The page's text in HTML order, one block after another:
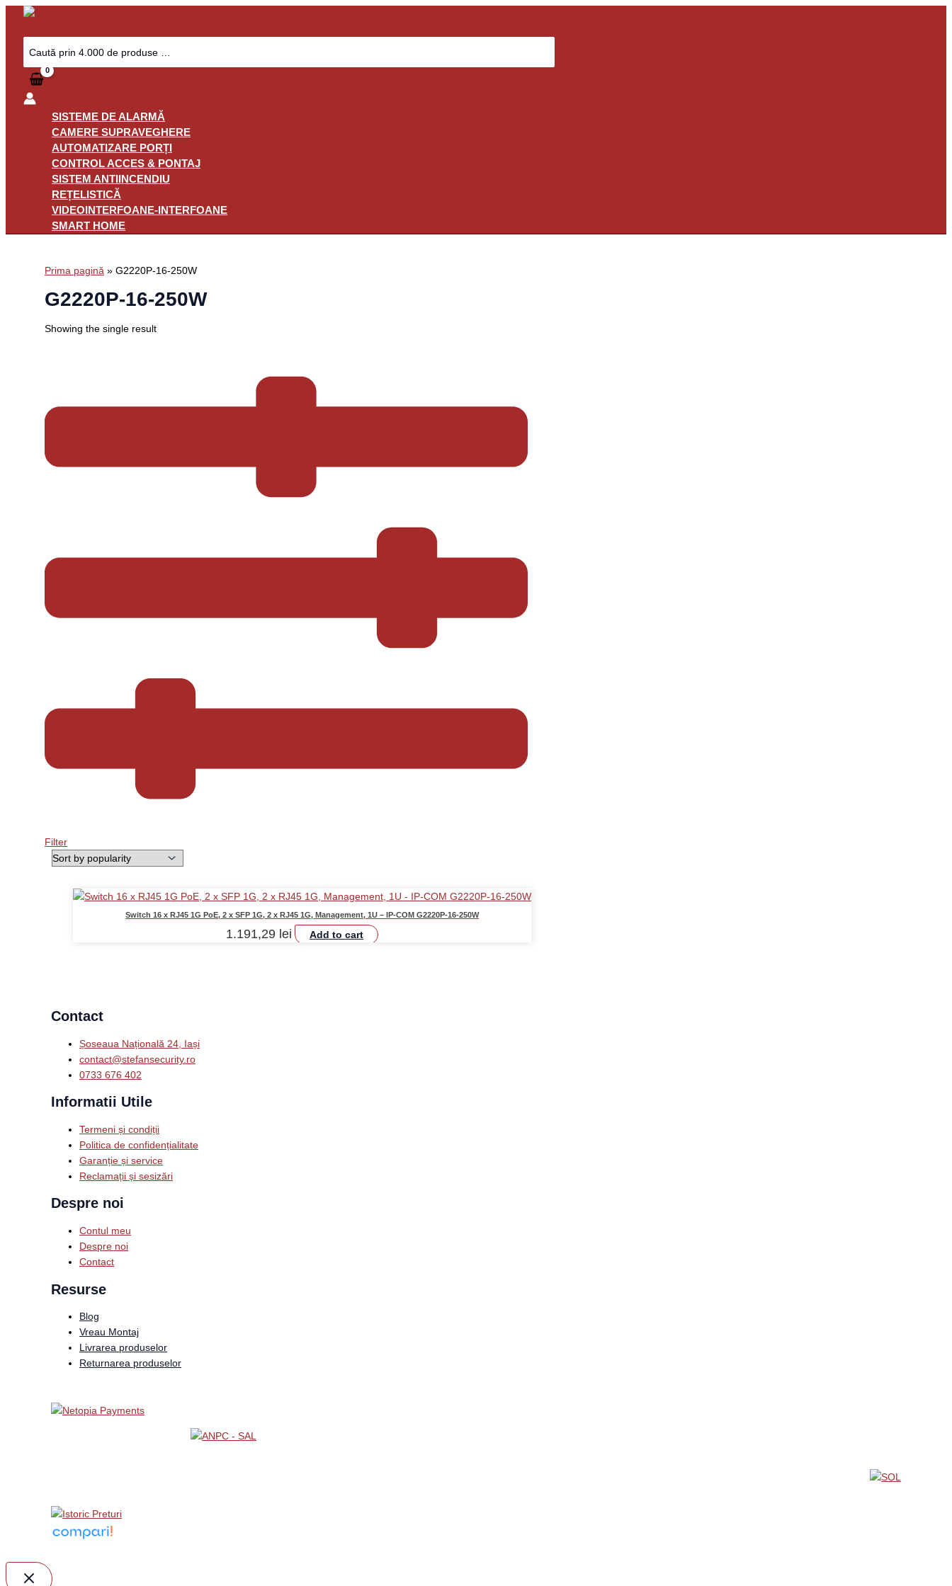
Skip
content
Search
for:
SISTEME DE ALARMĂ
CAMERE SUPRAVEGHERE
AUTOMATIZARE PORȚI
CONTROL ACCES & PONTAJ
SISTEM ANTIINCENDIU
REȚELISTICĂ
VIDEOINTERFOANE-INTERFOANE
SMART HOME
Prima pagină » G2220P-16-250W
G2220P-16-250W
Showing the single result
Filter
Switch 16 x RJ45 1G PoE, 2 x SFP 1G, 2 x RJ45 1G, Management, 1U – IP-COM G2220P-16-250W
1.191,29 lei Add to cart
Contact
Șoseaua Națională 24, Iași
contact@stefansecurity.ro
0733 676 402
Informatii Utile
Termeni și condiții
Politica de confidențialitate
Garanție și service
Reclamații și sesizări
Despre noi
Contul meu
Despre noi
Contact
Resurse
Blog
Vreau Montaj
Livrarea produselor
Returnarea produselor